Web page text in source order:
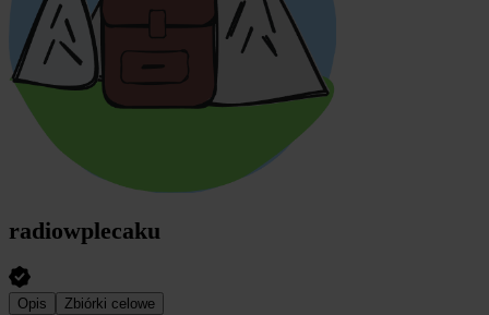
radiowplecaku
Opis Zbiórki celowe